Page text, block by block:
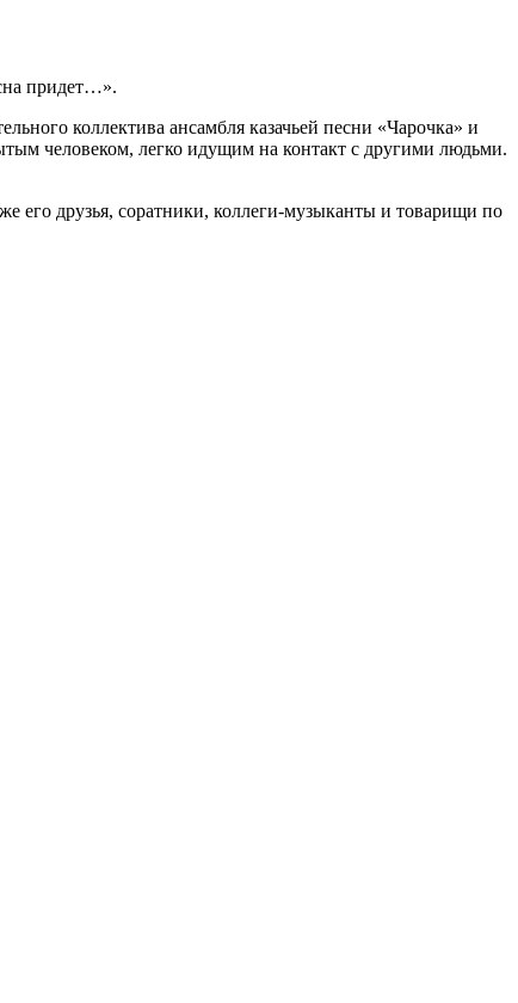
придет…».
коллектива ансамбля казачьей песни «Чарочка» и
человеком, легко идущим на контакт с другими людьми.
его друзья, соратники, коллеги-музыканты и товарищи по